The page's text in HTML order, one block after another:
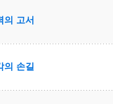
의 고서
의 손길